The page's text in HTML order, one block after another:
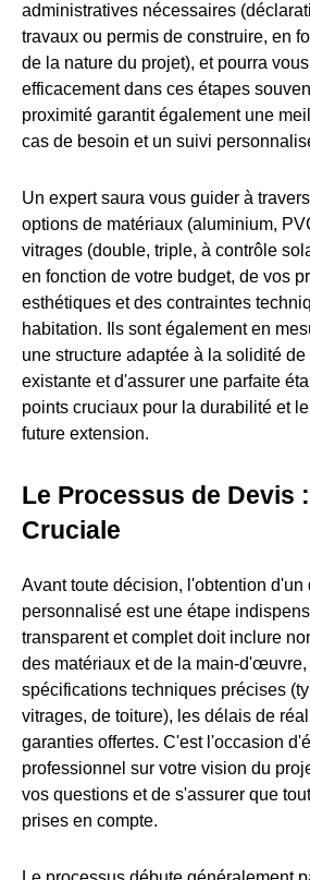
administratives nécessaires
travaux ou permis de construire, en
de la nature du projet), et pourra
efficacement dans ces étapes
proximité garantit également une
cas de besoin et un suivi
Un expert saura vous guider à
options de matériaux (aluminium,
vitrages (double, triple, à contrôle
en fonction de votre budget, de vos
esthétiques et des contraintes
habitation. Ils sont également en
une structure adaptée à la solidité de
existante et d'assurer une parfaite
points cruciaux pour la durabilité et
future extension.
Le Processus de Devis
Cruciale
Avant toute décision, l'obtention d'un
personnalisé est une étape
transparent et complet doit inclure
des matériaux et de la main-
spécifications techniques précises
vitrages, de toiture), les délais de
garanties offertes. C'est l'occasion
professionnel sur votre vision du
vos questions et de s'assurer que
prises en compte.